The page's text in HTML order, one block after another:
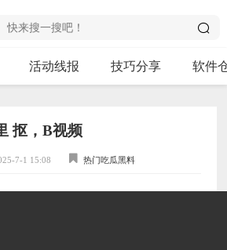
活动线报 技巧分享 软件
抠，B视频
7-1 15:08 热门吃瓜黑料